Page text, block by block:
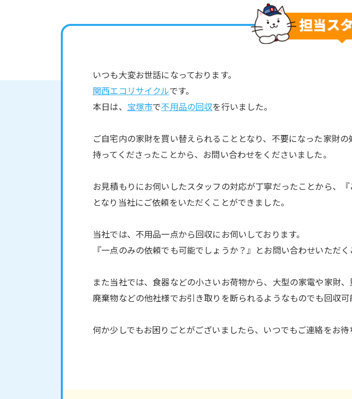
いつも大変お世話になっております。
関西エコリサイクルです。
本日は、 宝塚市で不用品の回収を行いました。
ご自宅内の家財を買い替えられることとなり、不要になった家財
持ってくださったことから、お問い合わせをくださいました。
お見積もりにお伺いしたスタッフの対応が丁寧だったことから、
となり当社にご依頼をいただくことができました。
当社では、不用品一点から回収にお伺いしております。
『一点のみの依頼でも可能でしょうか？』とお問い合わせいただ
また当社では、食器などの小さいお荷物から、大型の家電や家財
廃棄物などの他社様でお引き取りを断られるようなものでも回収可
何か少しでもお困りごとがございましたら、いつでもご連絡をお待